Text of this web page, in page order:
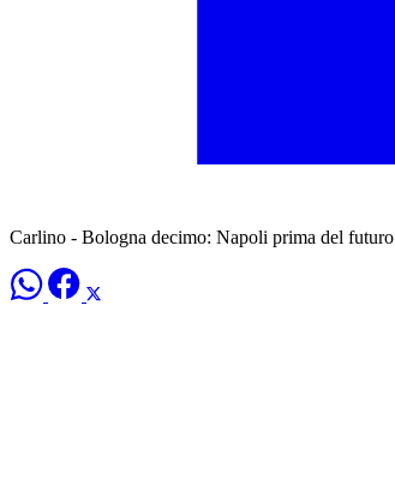
Carlino - Bologna decimo: Napoli prima del futuro